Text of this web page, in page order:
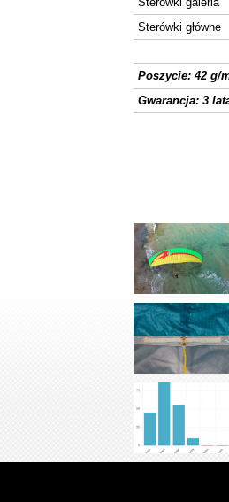
Sterówki główne
Poszycie: 42 g/
Gwarancja: 3